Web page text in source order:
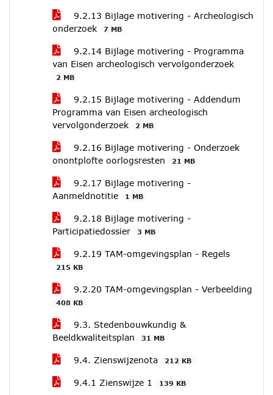
9.2.13 Bijlage motivering - Archeologisch
onderzoek
7 MB
9.2.14 Bijlage motivering - Programma
van Eisen archeologisch vervolgonderzoek
2 MB
9.2.15 Bijlage motivering - Addendum
Programma van Eisen archeologisch
vervolgonderzoek
2 MB
9.2.16 Bijlage motivering - Onderzoek
onontplofte oorlogsresten
21 MB
9.2.17 Bijlage motivering -
Aanmeldnotitie
1 MB
9.2.18 Bijlage motivering -
Participatiedossier
3 MB
9.2.19 TAM-omgevingsplan - Regels
215 KB
9.2.20 TAM-omgevingsplan - Verbeelding
408 KB
9.3. Stedenbouwkundig &
Beeldkwaliteitsplan
31 MB
9.4. Zienswijzenota 212 KB
9.4.1 Zienswijze 1 139 KB